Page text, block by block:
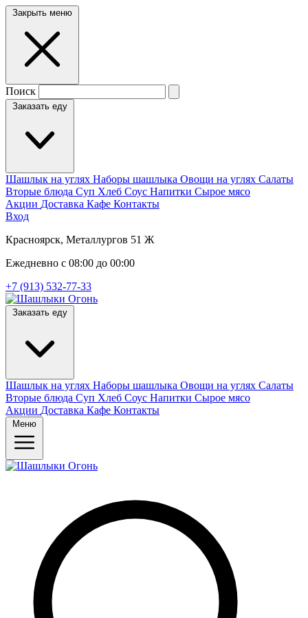
Закрыть меню
Поиск
Заказать еду
Шашлык на углях Наборы шашлыка Овощи на углях Салаты
Вторые блюда Суп Хлеб Соус Напитки Сырое мясо
Акции Доставка Кафе Контакты
Вход
Красноярск, Металлургов 51 Ж
Ежедневно с 08:00 до 00:00
+7 (913) 532-77-33
Заказать еду
Шашлык на углях Наборы шашлыка Овощи на углях Салаты
Вторые блюда Суп Хлеб Соус Напитки Сырое мясо
Акции Доставка Кафе Контакты
Меню